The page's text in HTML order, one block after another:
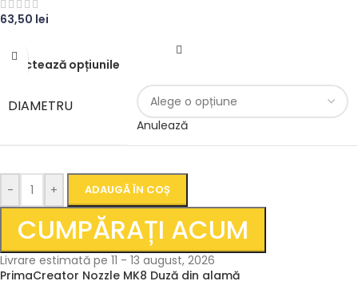
63,50 lei
Selectează opțiunile
DIAMETRU
Anulează
- + ADAUGĂ ÎN COȘ
CUMPĂRAȚI ACUM
Livrare estimată pe 11 - 13 august, 2026
PrimaCreator Nozzle MK8 Duză din alamă